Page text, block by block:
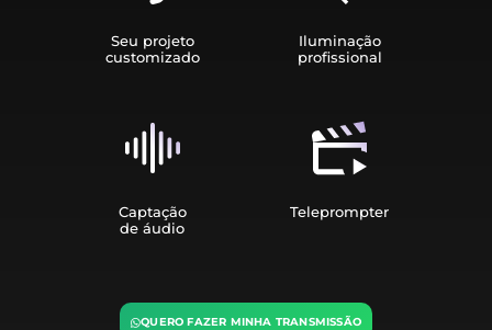
Seu projeto
customizado
Iluminação
profissional
Captação
de áudio
Teleprompter
QUERO FAZER MINHA TRANSMISSÃO